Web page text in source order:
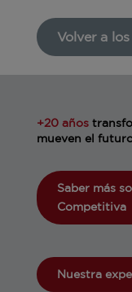
Volver a
+20 años
mueven el
Saber más
Competitiva
Nuestra